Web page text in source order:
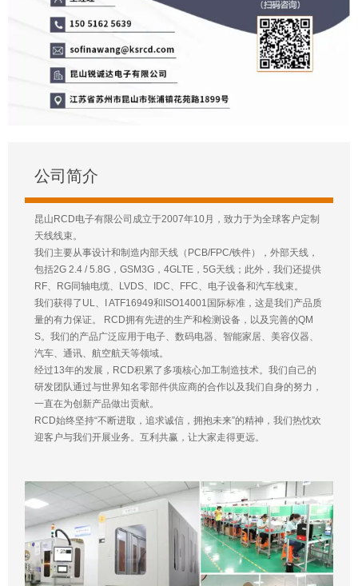
公司简介
昆山RCD电子有限公司成立于2007年10月，致力于为全球客户定制
天线线束。
我们主要从事设计和制造内部天线（PCB/FPC/铁件），外部天线，
包括2G 2.4 / 5.8G，GSM3G，4GLTE，5G天线；此外，我们还提供
RF、RG同轴电缆、LVDS、IDC、FFC、电子设备和汽车线束。
我们获得了UL、I ATF16949和ISO14001国际标准，这是我们产品质
量的有力保证。 RCD拥有先进的生产和检测设备，以及完善的QM
S。我们的产品广泛应用于电子、数码电器、智能家居、美容仪器、
汽车、通讯、航空航天等领域。
经过13年的发展，RCD积累了多项核心加工制造技术。我们自己的
研发团队通过与世界知名零部件供应商的合作以及我们自身的努力，
一直在为创新产品做出贡献。
RCD始终坚持“不断进取，追求诚信，拥抱未来”的精神，我们热忱欢
迎客户与我们开展业务。互利共赢，让大家走得更远。